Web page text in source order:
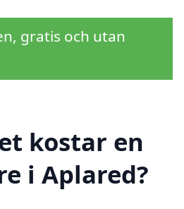
gratis och utan
kostar en
i Aplared?